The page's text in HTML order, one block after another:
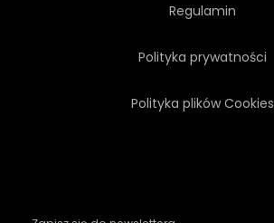
Regulamin
Polityka prywatności
Polityka plików Cookies